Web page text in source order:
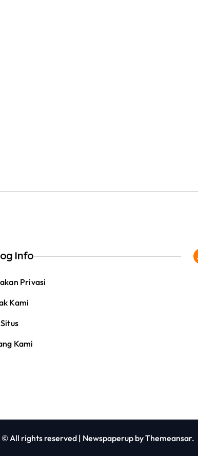
Info
Privasi
Kami
Kami
All rights reserved | NewspaperupbyThemeansar.